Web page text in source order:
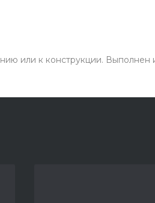
или к конструкции. Выполнен